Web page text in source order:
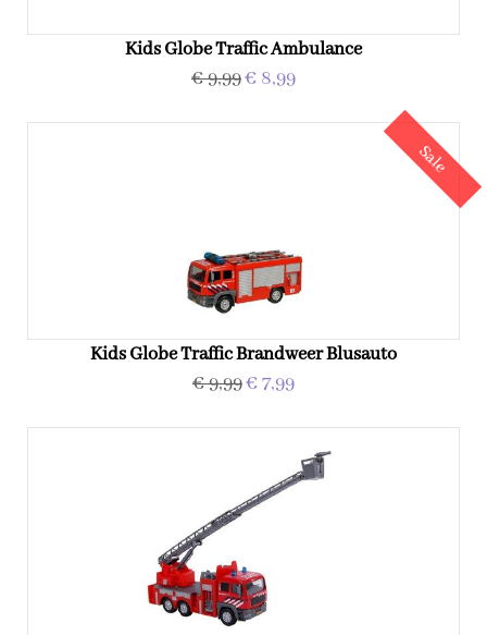
Kids Globe Traffic Ambulance
€ 9,99€ 8,99
Sale
Kids Globe Traffic Brandweer Blusauto
€ 9,99€ 7,99